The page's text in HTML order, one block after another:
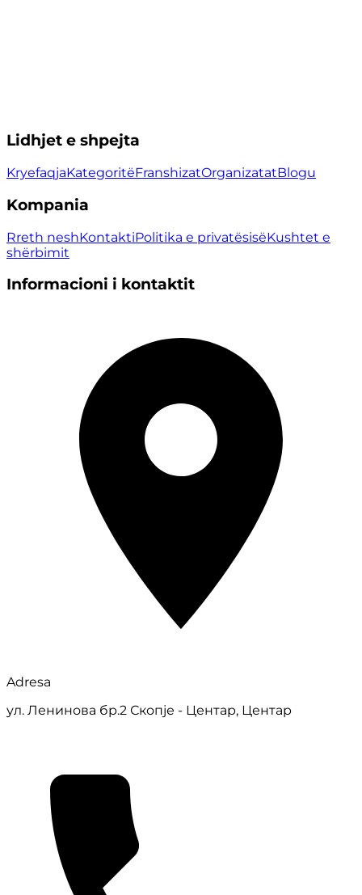
Lidhjet e shpejta
KryefaqjaKategoritëFranshizatOrganizatatBlogu
Kompania
Rreth neshKontaktiPolitika e privatësisëKushtet e
shërbimit
Informacioni i kontaktit
Adresa
ул. Ленинова бр.2 Скопје - Центар, Центар